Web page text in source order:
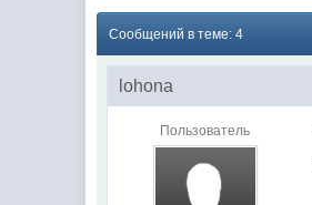
Сообщений в теме: 4
lohona
Пользователь